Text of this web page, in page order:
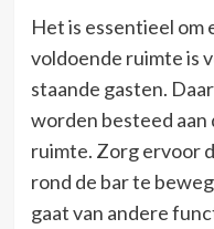
Het is essentieel om
voldoende ruimte is
staande gasten.
worden besteed aan
ruimte. Zorg ervoor
rond de bar te
gaat van andere